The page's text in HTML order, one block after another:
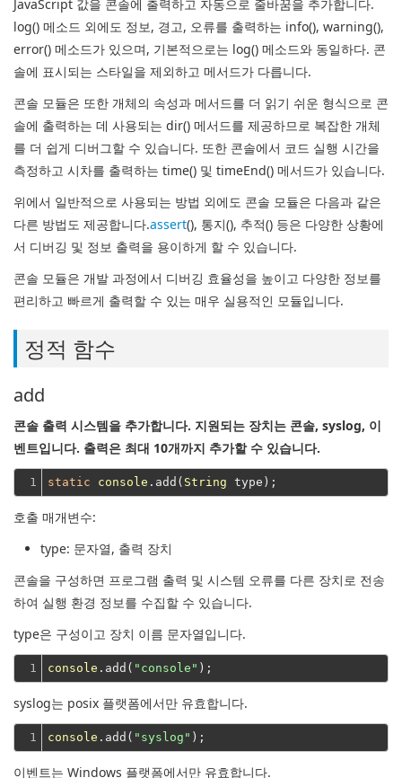
JavaScript 값을 콘솔에 출력하고 자동으로 줄바꿈을 추가합니다.
log() 메소드 외에도 정보, 경고, 오류를 출력하는 info(), warning(),
error() 메소드가 있으며, 기본적으로는 log() 메소드와 동일하다. 콘
솔에 표시되는 스타일을 제외하고 메서드가 다릅니다.
콘솔 모듈은 또한 개체의 속성과 메서드를 더 읽기 쉬운 형식으로 콘
솔에 출력하는 데 사용되는 dir() 메서드를 제공하므로 복잡한 개체
를 더 쉽게 디버그할 수 있습니다. 또한 콘솔에서 코드 실행 시간을
측정하고 시차를 출력하는 time() 및 timeEnd() 메서드가 있습니다.
위에서 일반적으로 사용되는 방법 외에도 콘솔 모듈은 다음과 같은
다른 방법도 제공합니다.assert(), 통지(), 추적() 등은 다양한 상황에
서 디버깅 및 정보 출력을 용이하게 할 수 있습니다.
콘솔 모듈은 개발 과정에서 디버깅 효율성을 높이고 다양한 정보를
편리하고 빠르게 출력할 수 있는 매우 실용적인 모듈입니다.
정적 함수
add
콘솔 출력 시스템을 추가합니다. 지원되는 장치는 콘솔, syslog, 이
벤트입니다. 출력은 최대 10개까지 추가할 수 있습니다.
1 static console .add( String
호출 매개변수:
type: 문자열, 출력 장치
콘솔을 구성하면 프로그램 출력 및 시스템 오류를 다른 장치로 전송
하여 실행 환경 정보를 수집할 수 있습니다.
type은 구성이고 장치 이름 문자열입니다.
1 console .add( "console"
syslog는 posix 플랫폼에서만 유효합니다.
1 console .add( "syslog"
이벤트는 Windows 플랫폼에서만 유효합니다.